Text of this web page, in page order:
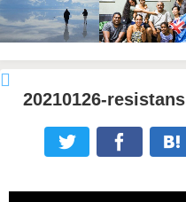
20210126-resistans